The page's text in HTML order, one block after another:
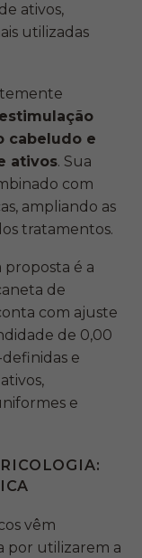
ativos,
utilizadas
estimulação
cabeludo e
ativos. Sua
com
ampliando as
tratamentos.
é a
de
com ajuste
de 0,00
e
e
vêm
por utilizarem a